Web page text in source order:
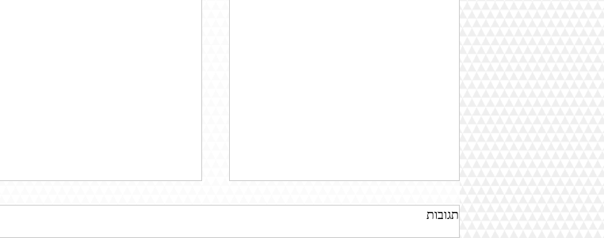
עיצוב התנהגות בכיתה: פרק א'
עיצוב התנהגות בכיתה: פרק ב'
תגובות